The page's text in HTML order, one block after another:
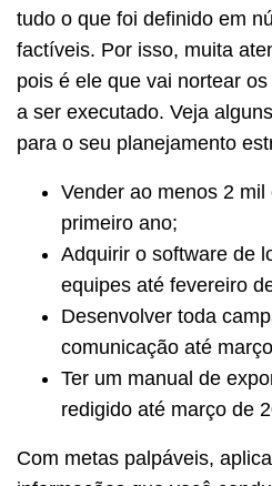
tudo o que foi definido em
factíveis. Por isso, muita
pois é ele que vai nortear
a ser executado. Veja
para o seu planejamento
Vender ao menos 2
primeiro ano;
Adquirir o software de
equipes até fevereiro
Desenvolver toda
comunicação até
Ter um manual de
redigido até março de
Com metas palpáveis,